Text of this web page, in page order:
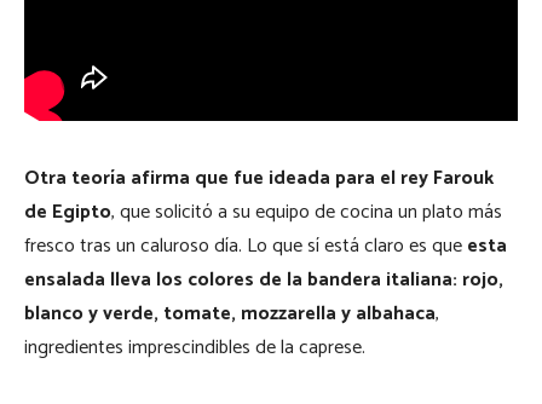
Otra teoría afirma que fue ideada para el rey Farouk
de Egipto, que solicitó a su equipo de cocina un plato más
fresco tras un caluroso día. Lo que sí está claro es queesta
ensalada lleva los colores de la bandera italiana: rojo,
blanco y verde, tomate, mozzarella y albahaca,
ingredientes imprescindibles de la caprese.